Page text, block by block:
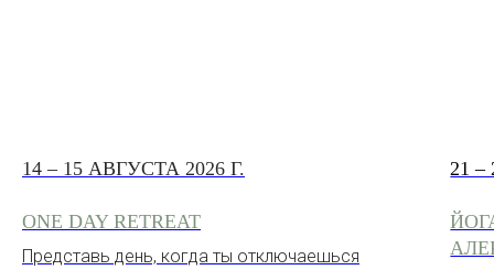
14 – 15 АВГУСТА 2026 Г.
ONE DAY RETREAT
Представь день, когда ты отключаешься
21